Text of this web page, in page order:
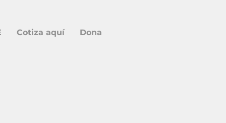
Cotiza aquí Dona